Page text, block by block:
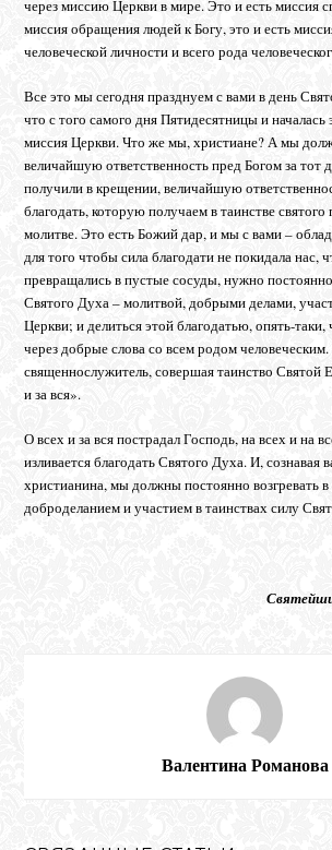
через миссию Церкви в мире. Это и есть миссия
миссия обращения людей к Богу, это и есть
человеческой личности и всего рода
Все это мы сегодня празднуем с вами в день
что с того самого дня Пятидесятницы и началась
миссия Церкви. Что же мы, христиане? А мы
величайшую ответственность пред Богом за тот
получили в крещении, величайшую
благодать, которую получаем в таинстве
молитве. Это есть Божий дар, и мы с вами –
для того чтобы сила благодати не покидала нас,
превращались в пустые сосуды, нужно
Святого Духа – молитвой, добрыми делами,
Церкви; и делиться этой благодатью, опять-
через добрые слова со всем родом
священнослужитель, совершая таинство Святой
и за вся».
О всех и за вся пострадал Господь, на всех и на
изливается благодать Святого Духа. И, сознавая
христианина, мы должны постоянно возгревать
доброделанием и участием в таинствах силу
Валентина Романова